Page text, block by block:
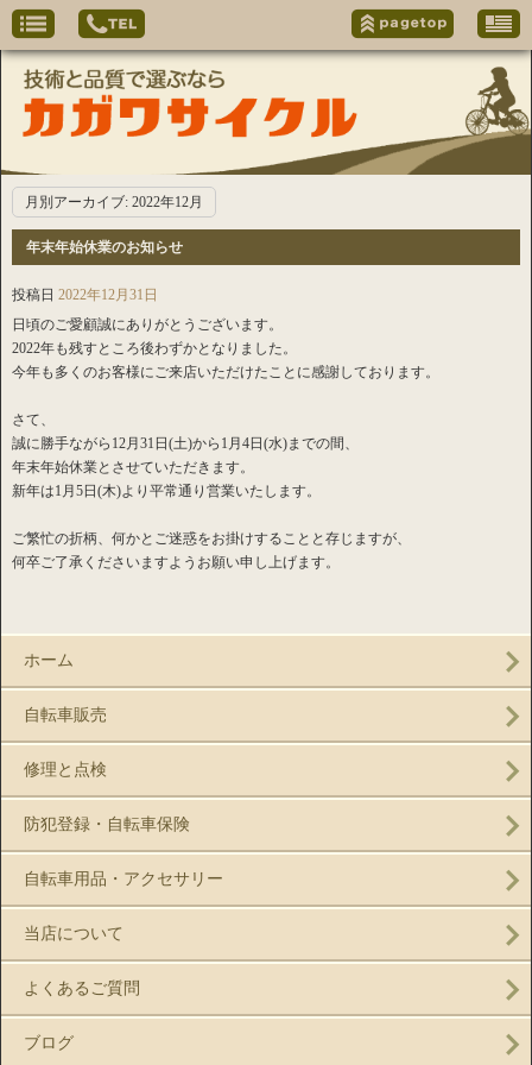
月別アーカイブ: 2022年12月
年末年始休業のお知らせ
投稿日 2022年12月31日
日頃のご愛顧誠にありがとうございます。
2022年も残すところ後わずかとなりました。
今年も多くのお客様にご来店いただけたことに感謝しております。
さて、
誠に勝手ながら12月31日(土)から1月4日(水)までの間、
年末年始休業とさせていただきます。
新年は1月5日(木)より平常通り営業いたします。
ご繁忙の折柄、何かとご迷惑をお掛けすることと存じますが、
何卒ご了承くださいますようお願い申し上げます。
ホーム
自転車販売
修理と点検
防犯登録・自転車保険
自転車用品・アクセサリー
当店について
よくあるご質問
ブログ